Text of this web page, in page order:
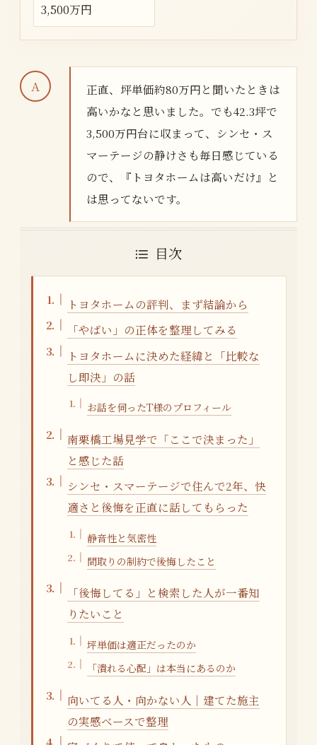
3,500万円
正直、坪単価約80万円と聞いたときは
高いかなと思いました。でも42.3坪で
3,500万円台に収まって、シンセ・ス
マーテージの静けさも毎日感じている
ので、『トヨタホームは高いだけ』と
は思ってないです。
目次
トヨタホームの評判、まず結論から
「やばい」の正体を整理してみる
トヨタホームに決めた経緯と「比較な
し即決」の話
お話を伺ったT様のプロフィール
南栗橋工場見学で「ここで決まった」
と感じた話
シンセ・スマーテージで住んで2年、快
適さと後悔を正直に話してもらった
静音性と気密性
間取りの制約で後悔したこと
「後悔してる」と検索した人が一番知
りたいこと
坪単価は適正だったのか
「潰れる心配」は本当にあるのか
向いてる人・向かない人｜建てた施主
の実感ベースで整理